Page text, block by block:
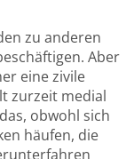
zu anderen
Aber
eine zivile
zurzeit medial
obwohl sich
häufen, die